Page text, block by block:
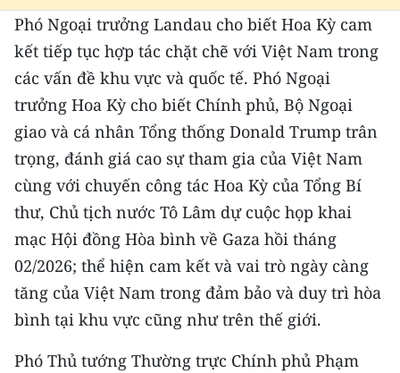
Phó Ngoại trưởng Landau cho biết Hoa Kỳ cam
kết tiếp tục hợp tác chặt chẽ với Việt Nam trong
các vấn đề khu vực và quốc tế. Phó Ngoại
trưởng Hoa Kỳ cho biết Chính phủ, Bộ Ngoại
giao và cá nhân Tổng thống Donald Trump trân
trọng, đánh giá cao sự tham gia của Việt Nam
cùng với chuyến công tác Hoa Kỳ của Tổng Bí
thư, Chủ tịch nước Tô Lâm dự cuộc họp khai
mạc Hội đồng Hòa bình về Gaza hồi tháng
02/2026; thể hiện cam kết và vai trò ngày càng
tăng của Việt Nam trong đảm bảo và duy trì hòa
bình tại khu vực cũng như trên thế giới.
Phó Thủ tướng Thường trực Chính phủ Phạm